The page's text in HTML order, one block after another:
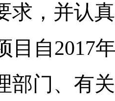
求，并认
自2017
部门、有